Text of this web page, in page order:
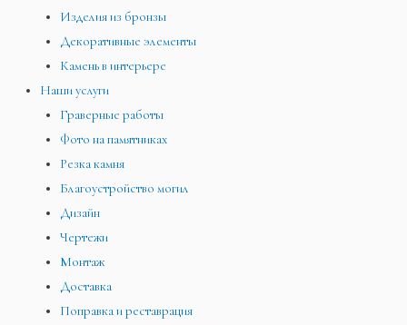
Изделия из бронзы
Декоративные элементы
Камень в интерьере
Наши услуги
Граверные работы
Фото на памятниках
Резка камня
Благоустройство могил
Дизайн
Чертежи
Монтаж
Доставка
Поправка и реставрация